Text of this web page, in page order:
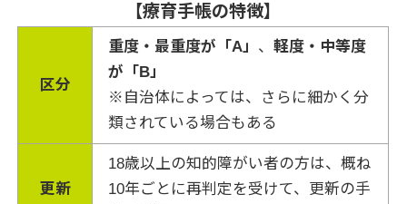
【療育手帳の特徴】
区分
重度・最重度が「A」 、 軽度・中等度
が「B」
※自治体によっては、さらに細かく分
類されている場合もある
更新
18歳以上の知的障がい者の方は、概ね
10年ごとに再判定を受けて、更新の手